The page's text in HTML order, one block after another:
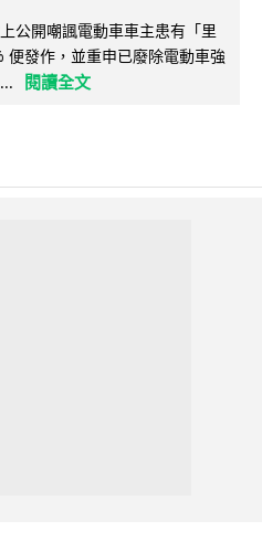
公開嘲諷電動車車主患有「里
發作，並重申已廢除電動車強
閱讀全文